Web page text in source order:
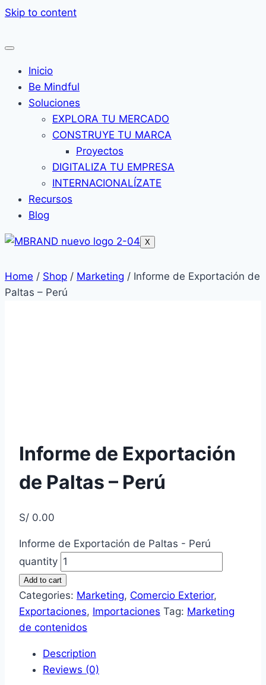
Skip to content
Inicio
Be Mindful
Soluciones
EXPLORA TU MERCADO
CONSTRUYE TU MARCA
Proyectos
DIGITALIZA TU EMPRESA
INTERNACIONALÍZATE
Recursos
Blog
X
Home / Shop / Marketing / Informe de Exportación de
Paltas – Perú
Informe de Exportación
de Paltas – Perú
S/ 0.00
Informe de Exportación de Paltas - Perú
quantity
Add to cart
Categories: Marketing, Comercio Exterior,
Exportaciones, Importaciones Tag: Marketing
de contenidos
Description
Reviews (0)